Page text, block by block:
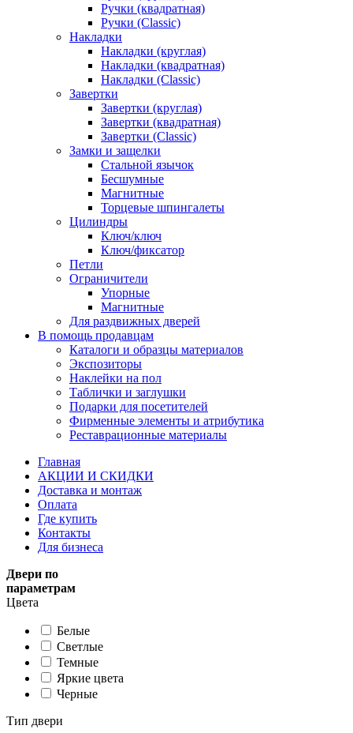
Ручки (квадратная)
Ручки (Classic)
Накладки
Накладки (круглая)
Накладки (квадратная)
Накладки (Classic)
Завертки
Завертки (круглая)
Завертки (квадратная)
Завертки (Classic)
Замки и защелки
Стальной язычок
Бесшумные
Магнитные
Торцевые шпингалеты
Цилиндры
Ключ/ключ
Ключ/фиксатор
Петли
Ограничители
Упорные
Магнитные
Для раздвижных дверей
В помощь продавцам
Каталоги и образцы материалов
Экспозиторы
Наклейки на пол
Таблички и заглушки
Подарки для посетителей
Фирменные элементы и атрибутика
Реставрационные материалы
Главная
АКЦИИ И СКИДКИ
Доставка и монтаж
Оплата
Где купить
Контакты
Для бизнеса
Двери по
параметрам
Цвета
Белые
Светлые
Темные
Яркие цвета
Черные
Тип двери